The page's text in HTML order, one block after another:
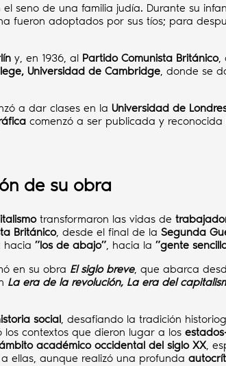
el seno de una familia judía. Durante su
fueron adoptados por sus tíos; para
y, en 1936, al Partido Comunista Británico,
Universidad de Cambridge , donde se
a dar clases en la Universidad de
comenzó a ser publicada y reconocida
de su obra
transformaron las vidas de
Británico, desde el final de la Segunda
hacia ”los de abajo”, hacia la ”gente
en su obra El siglo breve, que abarca
La era de la revolución, La era del
social, desafiando la tradición
contextos que dieron lugar a los
académico occidental del siglo XX,
ellas, aunque realizó una profunda